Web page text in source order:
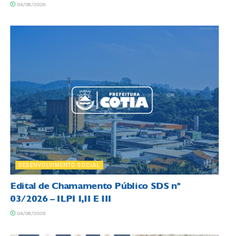
04/08/2026
DESENVOLVIMENTO SOCIAL
Edital de Chamamento Público SDS nº
03/2026 – ILPI I,II E III
04/08/2026